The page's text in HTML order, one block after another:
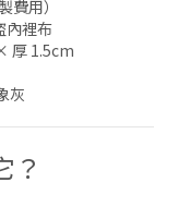
費用）
內裡布
厚 1.5cm
灰
？